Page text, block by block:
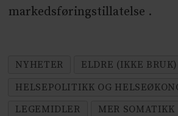
markedsføringstillatelse .
NYHETER
ELDRE (IKKE
HELSEPOLITIKK OG
LEGEMIDLER
MER SOMATIKK